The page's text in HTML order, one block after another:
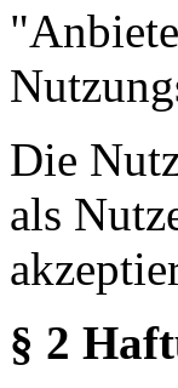
Die
als
§ 2